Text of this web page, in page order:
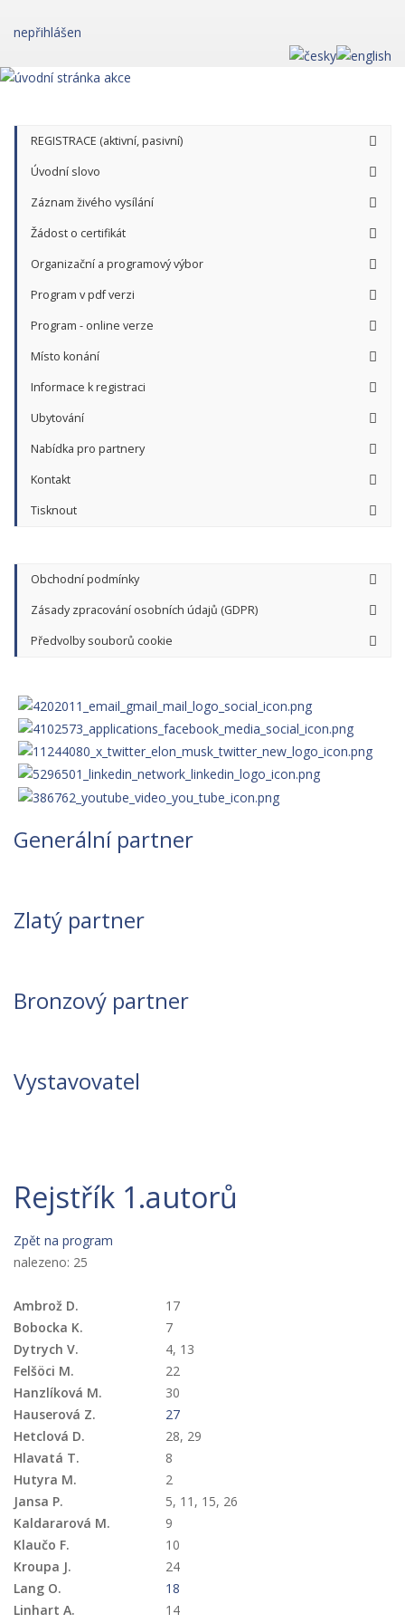
nepřihlášen
REGISTRACE (aktivní, pasivní)
Úvodní slovo
Záznam živého vysílání
Žádost o certifikát
Organizační a programový výbor
Program v pdf verzi
Program - online verze
Místo konání
Informace k registraci
Ubytování
Nabídka pro partnery
Kontakt
Tisknout
Obchodní podmínky
Zásady zpracování osobních údajů (GDPR)
Předvolby souborů cookie
Generální partner
Zlatý partner
Bronzový partner
Vystavovatel
Rejstřík 1.autorů
Zpět na program
nalezeno: 25
Ambrož D.
17
Bobocka K.
7
Dytrych V.
4, 13
Felšöci M.
22
Hanzlíková M.
30
Hauserová Z.
27
Hetclová D.
28, 29
Hlavatá T.
8
Hutyra M.
2
Jansa P.
5, 11 , 15, 26
Kaldararová M.
9
Klaučo F.
10
Kroupa J.
24
Lang O.
18
Linhart A.
14